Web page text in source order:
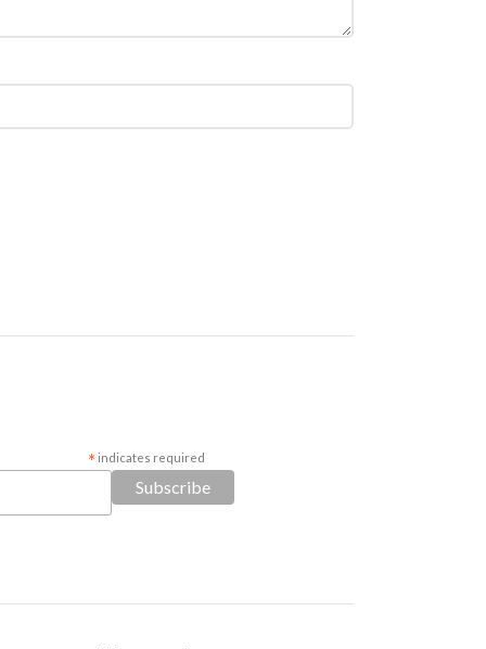
* indicates required